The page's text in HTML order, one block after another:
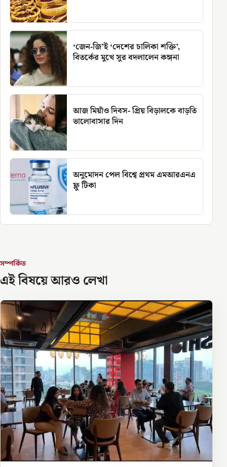
‘জেন-জি’ই ‘দেশের চালিকা শক্তি’,
বিতর্কের মুখে সুর বদলালেন কঙ্গনা
আজ মিয়াঁও দিবস- প্রিয় বিড়ালকে বাড়তি
ভালোবাসার দিন
অনুমোদন পেল বিশ্বে প্রথম এমআরএনএ
ফ্লু টিকা
সম্পর্কিত
এই বিষয়ে আরও লেখা